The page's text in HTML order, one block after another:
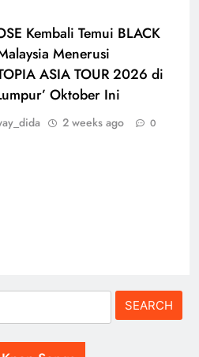
Kembali Temui BLACK
Menerusi
ASIA TOUR 2026 di
Oktober Ini
2 weeks ago 0